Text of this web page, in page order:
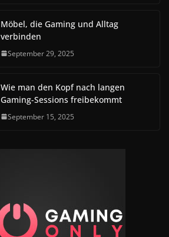
Möbel, die Gaming und Alltag
verbinden
September 29, 2025
Wie man den Kopf nach langen
Gaming-Sessions freibekommt
September 15, 2025